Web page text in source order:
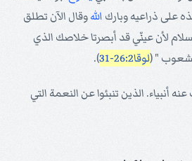
على ذراعيه وبارك اللهوقال الآن تطلق
لأن عينّي قد أبصرتا خلاصك الذي
" (لوقا26:2-31 ).
أنبياء. الذين تنبئوا عن النعمة التي